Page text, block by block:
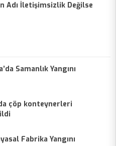
Adı İletişimsizlik Değilse
Samanlık Yangını
çöp konteynerleri
Fabrika Yangını